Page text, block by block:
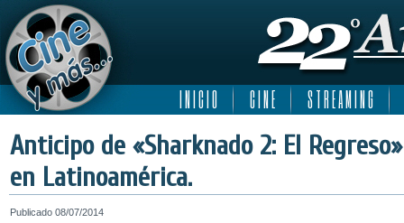
I N I C I O C I N E S T R E A M I N G
Anticipo de «Sharknado 2: El
en Latinoamérica.
Publicado 08/07/2014